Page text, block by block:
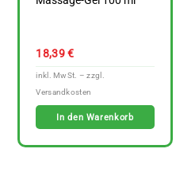
18,39€
In den Warenkorb